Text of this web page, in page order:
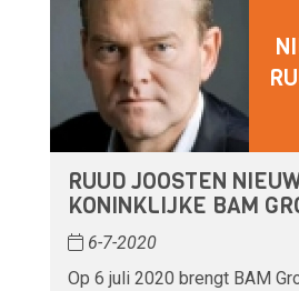
RUUD JOOSTEN
KONINKLIJKE BAM
6-7-2020
Op 6 juli 2020 brengt BAM